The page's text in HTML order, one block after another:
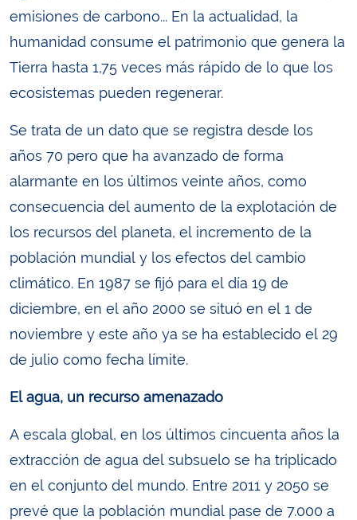
emisiones de carbono... En la actualidad, la
humanidad consume el patrimonio que genera la
Tierra hasta 1,75 veces más rápido de lo que los
ecosistemas pueden regenerar.
Se trata de un dato que se registra desde los
años 70 pero que ha avanzado de forma
alarmante en los últimos veinte años, como
consecuencia del aumento de la explotación de
los recursos del planeta, el incremento de la
población mundial y los efectos del cambio
climático. En 1987 se fijó para el día 19 de
diciembre, en el año 2000 se situó en el 1 de
noviembre y este año ya se ha establecido el 29
de julio como fecha límite.
El agua, un recurso amenazado
A escala global, en los últimos cincuenta años la
extracción de agua del subsuelo se ha triplicado
en el conjunto del mundo. Entre 2011 y 2050 se
prevé que la población mundial pase de 7.000 a